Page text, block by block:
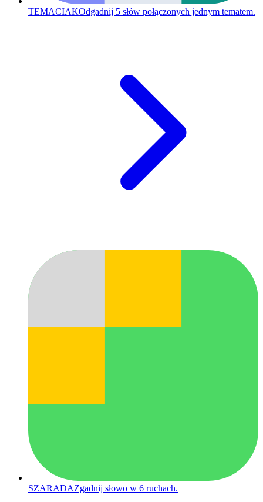
TEMACIAKOdgadnij 5 słów połączonych jednym tematem.
SZARADAZgadnij słowo w 6 ruchach.